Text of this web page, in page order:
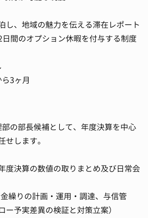
し、地域の魅力を伝える滞在レポート
間のオプション休暇を付与する制度
3ヶ月
の部長候補として、年度決算を中心
せします。
度決算の数値の取りまとめ及び日常会
繰りの計画・運用・調達、与信管
ー予実差異の検証と対策立案）